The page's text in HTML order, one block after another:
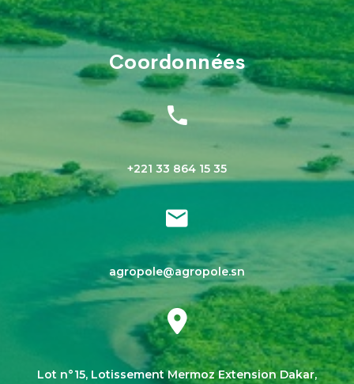
Coordonnées
+221 33 864 15 35
agropole@agropole.sn
Lot n°15, Lotissement Mermoz Extension Dakar,